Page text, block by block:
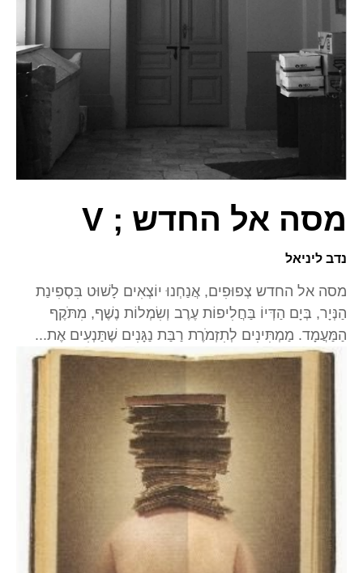
מסה אל החדש ; V
נדב ליניאל
מסה אל החדש צְפוּפִים, אֲנַחְנוּ יוֹצְאִים לָשׁוּט בִּסְפִינַת
הַנְּיָר, בְּיָם הַדְּיוֹ בַּחֲלִיפוֹת עֶרֶב וְשִׂמְלוֹת נֶשֶׁף, מִתֹּקֶף
הַמַּעֲמָד. מַמְתִּינִים לְתִזְמֹרֶת רַבַּת נַגָּנִים שֶׁתַּנְעִים אֶת...